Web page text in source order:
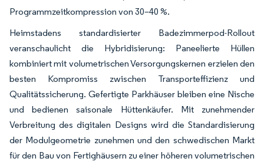
Programmzeitkompression von 30–40 %.
Heimstadens standardisierter Badezimmerpod-Rollout
veranschaulicht die Hybridisierung: Paneelierte Hüllen
kombiniert mit volumetrischen Versorgungskernen erzielen den
besten Kompromiss zwischen Transporteffizienz und
Qualitätssicherung. Gefertigte Parkhäuser bleiben eine Nische
und bedienen saisonale Hüttenkäufer. Mit zunehmender
Verbreitung des digitalen Designs wird die Standardisierung
der Modulgeometrie zunehmen und den schwedischen Markt
für den Bau von Fertighäusern zu einer höheren volumetrischen